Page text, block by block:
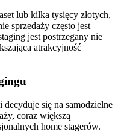
lub kilka tysięcy złotych,
sprzedaży często jest
jest postrzegany nie
atrakcyjność
decyduje się na samodzielne
coraz większą
home stagerów.